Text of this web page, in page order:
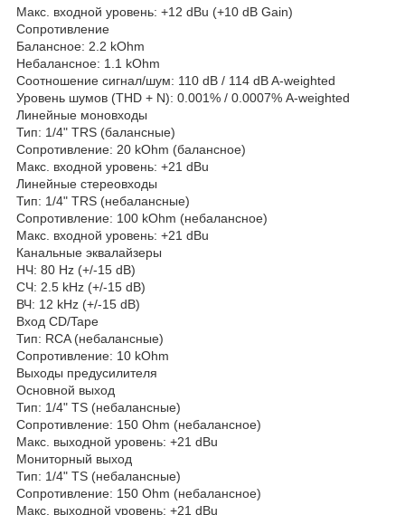
Макс. входной уровень: +12 dBu (+10 dB Gain)
Сопротивление
Балансное: 2.2 kOhm
Небалансное: 1.1 kOhm
Соотношение сигнал/шум: 110 dB / 114 dB A-weighted
Уровень шумов (THD + N): 0.001% / 0.0007% A-weighted
Линейные моновходы
Тип: 1/4" TRS (балансные)
Сопротивление: 20 kOhm (балансное)
Макс. входной уровень: +21 dBu
Линейные стереовходы
Тип: 1/4" TRS (небалансные)
Сопротивление: 100 kOhm (небалансное)
Макс. входной уровень: +21 dBu
Канальные эквалайзеры
НЧ: 80 Hz (+/-15 dB)
СЧ: 2.5 kHz (+/-15 dB)
ВЧ: 12 kHz (+/-15 dB)
Вход CD/Tape
Тип: RCA (небалансные)
Сопротивление: 10 kOhm
Выходы предусилителя
Основной выход
Тип: 1/4" TS (небалансные)
Сопротивление: 150 Ohm (небалансное)
Макс. выходной уровень: +21 dBu
Мониторный выход
Тип: 1/4" TS (небалансные)
Сопротивление: 150 Ohm (небалансное)
Макс. выходной уровень: +21 dBu